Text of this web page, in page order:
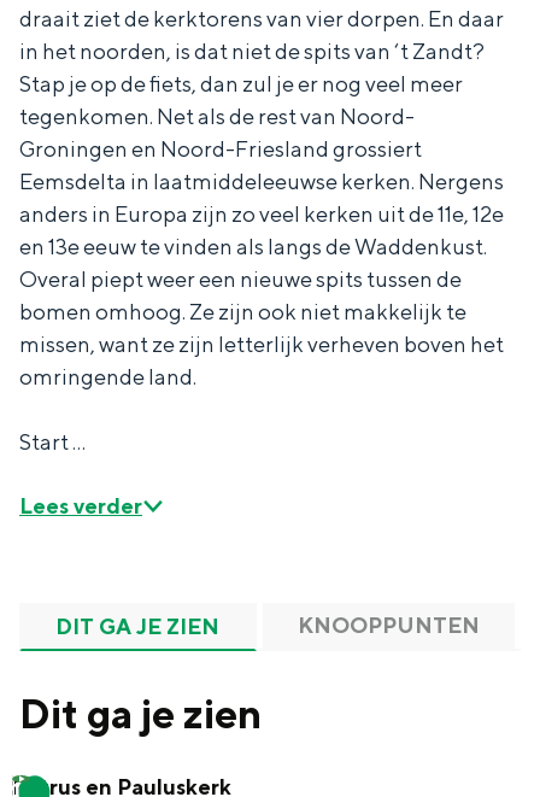
Natuurgebieden
WAT TE DOEN
Wandelen
Winkelen
draait ziet de kerktorens van vier dorpen. En daar
in het noorden, is dat niet de spits van ‘t Zandt?
Stap je op de fiets, dan zul je er nog veel meer
tegenkomen. Net als de rest van Noord-
Groningen en Noord-Friesland grossiert
Eemsdelta in laatmiddeleeuwse kerken. Nergens
anders in Europa zijn zo veel kerken uit de 11e, 12e
en 13e eeuw te vinden als langs de Waddenkust.
Overal piept weer een nieuwe spits tussen de
bomen omhoog. Ze zijn ook niet makkelijk te
missen, want ze zijn letterlijk verheven boven het
omringende land.
Start …
Lees verder
DIT GA JE ZIEN KNOOPPUNTEN
Dit ga je zien
1
Petrus en Pauluskerk